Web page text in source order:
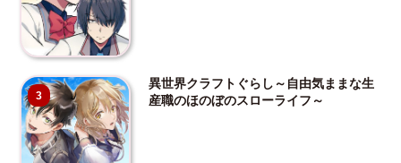
3
異世界クラフトぐらし～自由気ままな生
産職のほのぼのスローライフ～